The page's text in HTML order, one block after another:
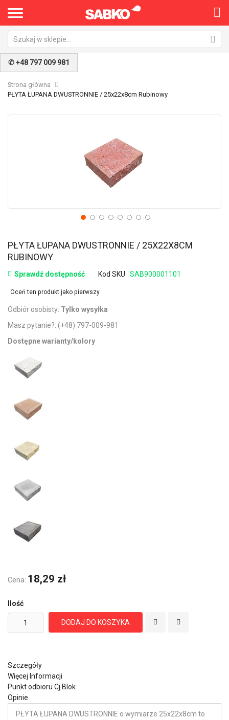
✆ +48 797 009 981
Strona główna
PŁYTA ŁUPANA DWUSTRONNIE / 25x22x8cm Rubinowy
PŁYTA ŁUPANA DWUSTRONNIE / 25X22X8CM
RUBINOWY
Sprawdź dostępność Kod SKU SAB900001101
Oceń ten produkt jako pierwszy
Odbiór osobisty: Tylko wysyłka
Masz pytanie?: (+48) 797-009-981
Dostępne warianty/kolory
Cena: 18,29 zł
Ilość
DODAJ DO KOSZYKA
Szczegóły
Więcej Informacji
Punkt odbioru Cj Blok
Opinie
PŁYTA ŁUPANA DWUSTRONNIE o wymiarze 25x22x8cm to